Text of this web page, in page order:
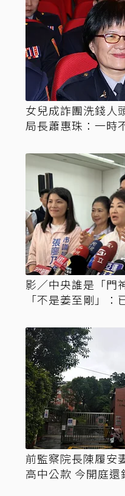
女兒成詐團洗錢人
局長蕭惠珠：一時
影／中央誰是「門
「不是姜至剛」：
前監察院長陳履安
高中公款 今開庭還